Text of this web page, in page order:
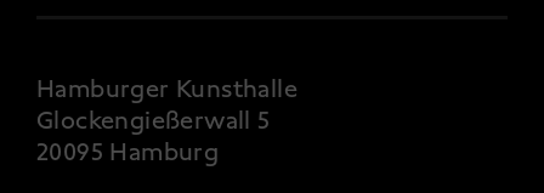
Hamburger Kunsthalle
Glockengießerwall 5
20095 Hamburg